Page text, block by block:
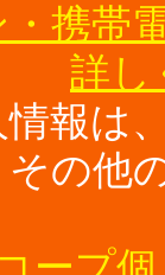
携帯
詳し
報は
の他